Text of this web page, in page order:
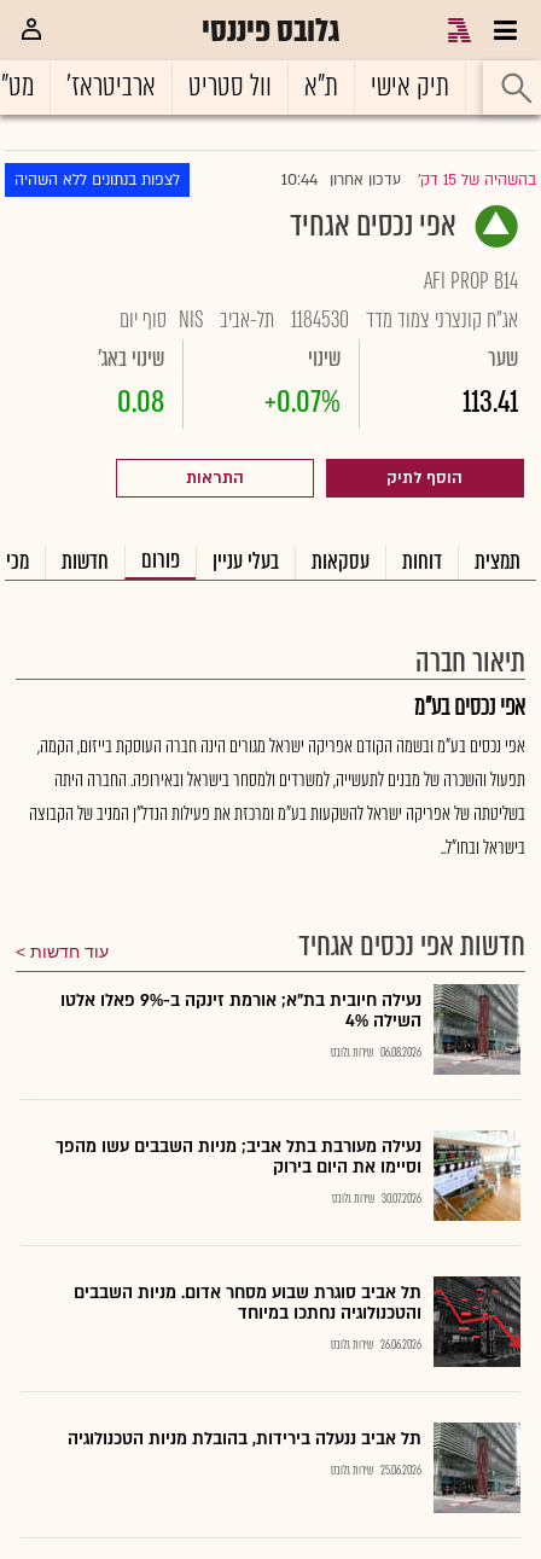
גלובס פיננסי
ראשי תיק אישי ת"א וול סטריט ארביטראז'
בהשהיה של 15 דק' |עדכון אחרון 10:44 לצפות בנתונים ללא השהיה
אפי נכסים אגחיד
AFI PROP B14
אג"ח קונצרני צמוד מדד 1184530 תל-אביב NIS סוף יום
שער
113.41
שינוי
+0.07%
שינוי באג'
0.08
הוסף לתיק התראות
תמצית דוחות עסקאות בעלי עניין פורום חדשות
תיאור חברה
אפי נכסים בע"מ
אפי נכסים בע"מ ובשמה הקודם אפריקה ישראל מגורים הינה חברה העוסקת בייזום, הקמה,
תפעול והשכרה של מבנים לתעשייה, למשרדים ולמסחר בישראל ובאירופה. החברה היתה
בשליטתה של אפריקה ישראל להשקעות בע"מ ומרכזת את פעילות הנדל"ן המניב של הקבוצה
בישראל ובחו"ל..
חדשות אפי נכסים אגחיד עוד חדשות
נעילה חיובית בת"א; אורמת זינקה ב-9% פאלו אלטו
השילה 4%
06.08.2026 שירות גלובס
נעילה מעורבת בתל אביב; מניות השבבים עשו מהפך
וסיימו את היום בירוק
30.07.2026 שירות גלובס
תל אביב סוגרת שבוע מסחר אדום. מניות השבבים
והטכנולוגיה נחתכו במיוחד
26.06.2026 שירות גלובס
תל אביב ננעלה בירידות, בהובלת מניות הטכנולוגיה
25.06.2026 שירות גלובס